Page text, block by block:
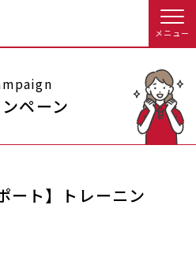
メニュー
内
をする
ペーン
ート】トレーニン